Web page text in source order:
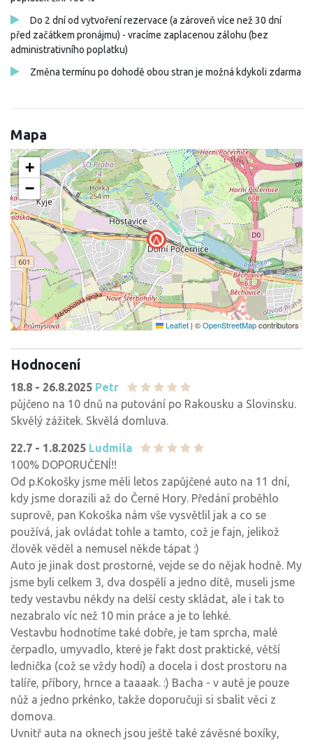
Do 2 dní od vytvoření rezervace (a zároveň více než 30 dní
před začátkem pronájmu) - vracíme zaplacenou zálohu (bez
administrativního poplatku)
Změna termínu po dohodě obou stran je možná kdykoli zdarma
Mapa
+
−
Leaflet | ©OpenStreetMapcontributors
Hodnocení
18.8 - 26.8.2025 Petr
půjčeno na 10 dnů na putování po Rakousku a Slovinsku.
Skvělý zážitek. Skvělá domluva.
22.7 - 1.8.2025 Ludmila
100% DOPORUČENÍ!!
Od p.Kokošky jsme měli letos zapůjčené auto na 11 dní,
kdy jsme dorazili až do Černé Hory. Předání proběhlo
suprově, pan Kokoška nám vše vysvětlil jak a co se
používá, jak ovládat tohle a tamto, což je fajn, jelikož
člověk věděl a nemusel někde tápat :)
Auto je jinak dost prostorné, vejde se do nějak hodně. My
jsme byli celkem 3, dva dospělí a jedno dítě, museli jsme
tedy vestavbu někdy na delší cesty skládat, ale i tak to
nezabralo víc než 10 min práce a je to lehké.
Vestavbu hodnotíme také dobře, je tam sprcha, malé
čerpadlo, umyvadlo, které je fakt dost praktické, větší
lednička (což se vždy hodí) a docela i dost prostoru na
talíře, příbory, hrnce a taaaak. :) Bacha - v autě je pouze
nůž a jedno prkénko, takže doporučuji si sbalit věci z
domova.
Uvnitř auta na oknech jsou ještě také závěsné boxíky,